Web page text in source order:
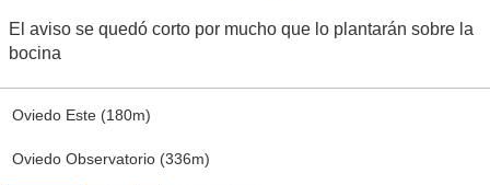
El aviso se quedó corto por mucho que lo plantarán sobre la
bocina
Oviedo Este (180m)
Oviedo Observatorio (336m)